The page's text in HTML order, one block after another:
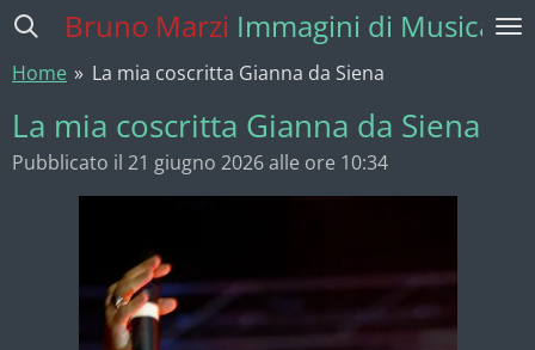
Vai
contenuto
principale
Bruno Marzi Immagini di Musica
Home » La mia coscritta Gianna da Siena
La mia coscritta Gianna da Siena
Pubblicato il 21 giugno 2026 alle ore 10:34